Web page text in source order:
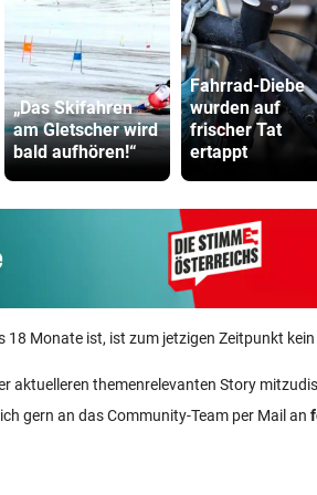
„Das Skifahren
am Gletscher wird
bald aufhören!“
Fahrrad-Diebe
wurden auf
frischer Tat
ertappt
18 Monate ist, ist zum jetzigen Zeitpunkt
aktuelleren themenrelevanten Story
gern an das Community-Team per Mail an